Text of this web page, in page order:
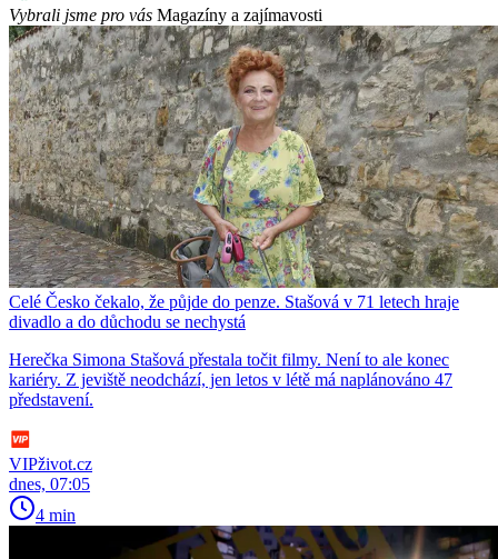
Vybrali jsme pro vás Magazíny a zajímavosti
Celé Česko čekalo, že půjde do penze. Stašová v 71 letech hraje
divadlo a do důchodu se nechystá
Herečka Simona Stašová přestala točit filmy. Není to ale konec
kariéry. Z jeviště neodchází, jen letos v létě má naplánováno 47
představení.
VIPživot.cz
dnes, 07:05
4 min